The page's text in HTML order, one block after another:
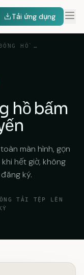
Tải ứng dụng
BỘ HẸN GIỜ & ĐỒNG HỒ BẤM GIỜ TRỰC TUYẾN
hồ bấm
màn hình, gọn
hết giờ, không
ký.
TẢI TỆP LÊN